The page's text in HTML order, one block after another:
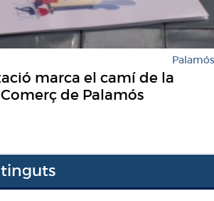
Palamós
marca el camí de la
de Palamós